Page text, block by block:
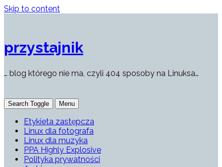
Skip to content
przystajnik
… blog którego nie ma, czyli 404 sposoby na Linuksa…
Search Toggle Menu
Etykieta zastępcza
Linux dla fotografa
Linux dla muzyka
PPA Highly Explosive
Polityka prywatności